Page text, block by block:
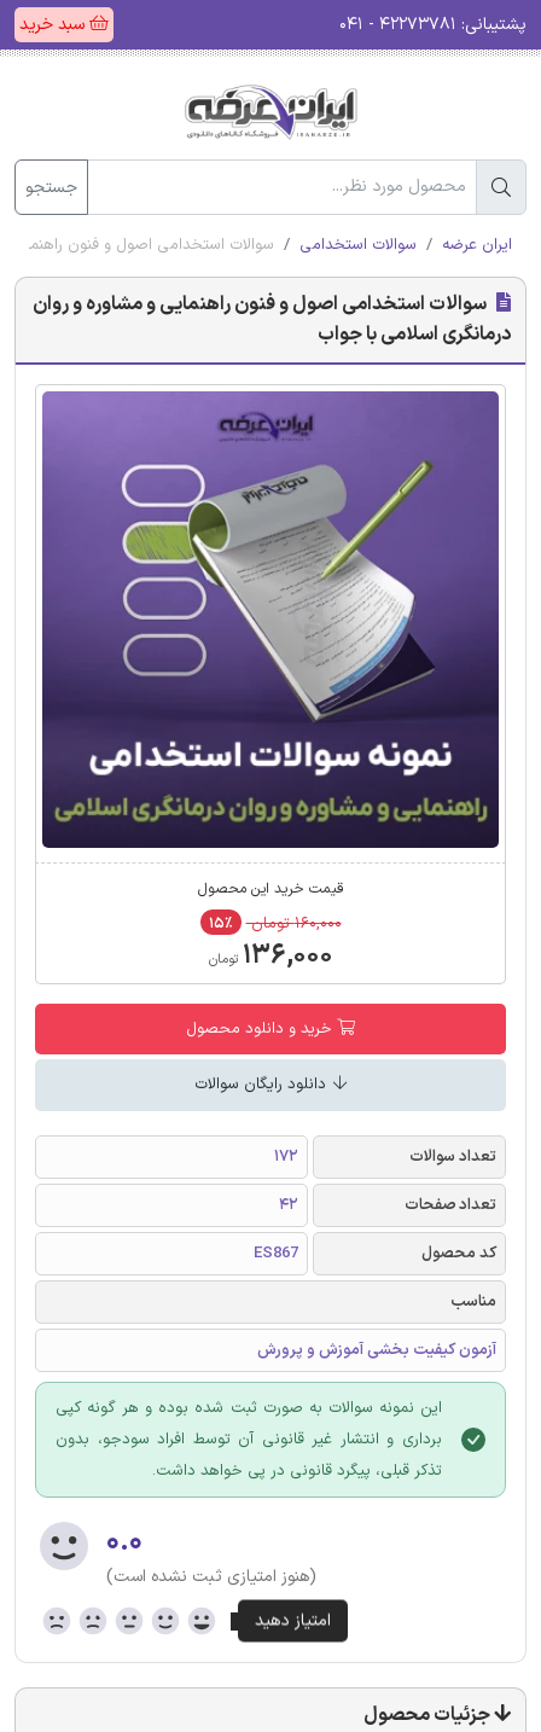
پشتیبانی: سبد خرید
جستجو
ایران عرضه سوالات استخدامی سوالات استخدامی اصول و فنون راهنمایی
سوالات استخدامی اصول و فنون راهنمایی و مشاوره و روان
درمانگری اسلامی با جواب
قیمت خرید این محصول
۱۶۰,۰۰۰ تومان ۱۵٪
۱۳۶,۰۰۰ تومان
خرید و دانلود محصول
دانلود رایگان سوالات
تعداد سوالات
172
تعداد صفحات
42
کد محصول
ES867
مناسب
آزمون کیفیت بخشی آموزش و پرورش
این نمونه سوالات به صورت ثبت شده بوده و هر گونه کپی
برداری و انتشار غیر قانونی آن توسط افراد سودجو، بدون
تذکر قبلی، پیگرد قانونی در پی خواهد داشت.
۰.۰
(هنوز امتیازی ثبت نشده است)
جزئیات محصول